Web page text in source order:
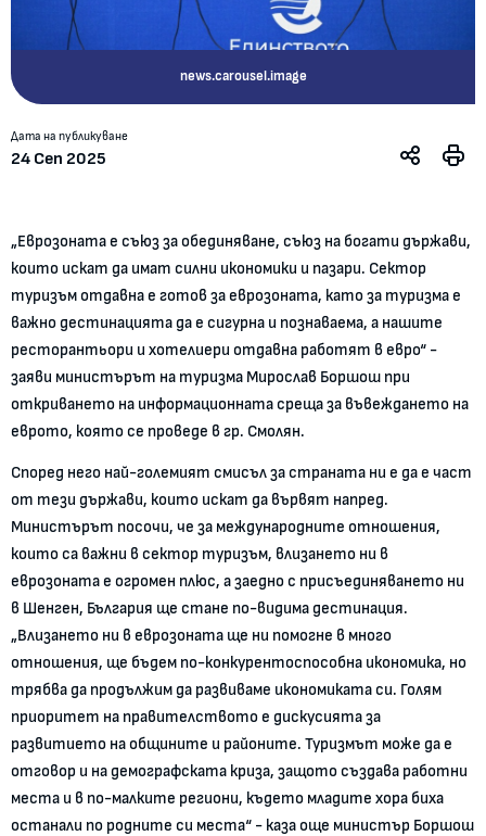
news.carousel.image
Дата на публикуване
24 Сеп 2025
„Еврозоната е съюз за обединяване, съюз на богати държави,
които искат да имат силни икономики и пазари. Сектор
туризъм отдавна е готов за еврозоната, като за туризма е
важно дестинацията да е сигурна и познаваема, а нашите
ресторантьори и хотелиери отдавна работят в евро“ -
заяви министърът на туризма Мирослав Боршош при
откриването на информационната среща за въвеждането на
еврото, която се проведе в гр. Смолян.
Според него най-големият смисъл за страната ни е да е част
от тези държави, които искат да вървят напред.
Министърът посочи, че за международните отношения,
които са важни в сектор туризъм, влизането ни в
еврозоната е огромен плюс, а заедно с присъединяването ни
в Шенген, България ще стане по-видима дестинация.
„Влизането ни в еврозоната ще ни помогне в много
отношения, ще бъдем по-конкурентоспособна икономика, но
трябва да продължим да развиваме икономиката си. Голям
приоритет на правителството е дискусията за
развитието на общините и районите. Туризмът може да е
отговор и на демографската криза, защото създава работни
места и в по-малките региони, където младите хора биха
останали по родните си места“ - каза още министър Боршош